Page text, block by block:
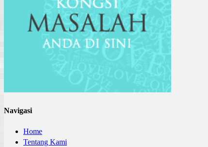
Navigasi
Home
Tentang Kami